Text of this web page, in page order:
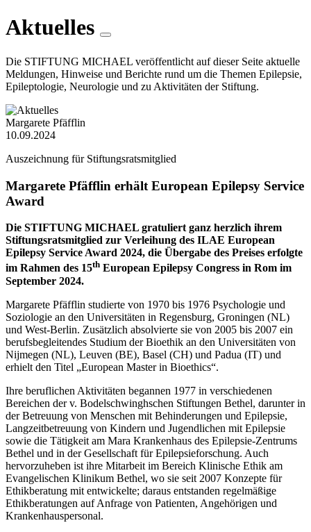
Aktuelles
Die STIFTUNG MICHAEL veröffentlicht auf dieser Seite aktuelle
Meldungen, Hinweise und Berichte rund um die Themen Epilepsie,
Epileptologie, Neurologie und zu Aktivitäten der Stiftung.
Margarete Pfäfflin
10.09.2024
Auszeichnung für Stiftungsratsmitglied
Margarete Pfäfflin erhält European Epilepsy Service
Award
Die STIFTUNG MICHAEL gratuliert ganz herzlich ihrem
Stiftungsratsmitglied zur Verleihung des ILAE European
Epilepsy Service Award 2024, die Übergabe des Preises erfolgte
im Rahmen des 15th European Epilepsy Congress in Rom im
September 2024.
Margarete Pfäfflin studierte von 1970 bis 1976 Psychologie und
Soziologie an den Universitäten in Regensburg, Groningen (NL)
und West-Berlin. Zusätzlich absolvierte sie von 2005 bis 2007 ein
berufsbegleitendes Studium der Bioethik an den Universitäten von
Nijmegen (NL), Leuven (BE), Basel (CH) und Padua (IT) und
erhielt den Titel „European Master in Bioethics“.
Ihre beruflichen Aktivitäten begannen 1977 in verschiedenen
Bereichen der v. Bodelschwinghschen Stiftungen Bethel, darunter in
der Betreuung von Menschen mit Behinderungen und Epilepsie,
Langzeitbetreuung von Kindern und Jugendlichen mit Epilepsie
sowie die Tätigkeit am Mara Krankenhaus des Epilepsie-Zentrums
Bethel und in der Gesellschaft für Epilepsieforschung. Auch
hervorzuheben ist ihre Mitarbeit im Bereich Klinische Ethik am
Evangelischen Klinikum Bethel, wo sie seit 2007 Konzepte für
Ethikberatung mit entwickelte; daraus entstanden regelmäßige
Ethikberatungen auf Anfrage von Patienten, Angehörigen und
Krankenhauspersonal.